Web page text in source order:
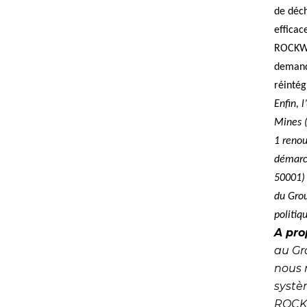
de
Enfin,
Mines
1
50001)
du
A
au
nous